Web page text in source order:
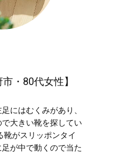
・80代女性】
にはむくみがあり、
大きい靴を探してい
靴がスリッポンタイ
が中で動くので当た